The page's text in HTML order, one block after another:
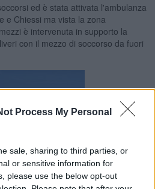
Process My Personal
sale, sharing to third parties, or
or sensitive information for
please use the below opt-out
ed è stata attivata l'ambulanza
e Chiessi ma vista la zona
è intervenuta in supporto la
con il mezzo di soccorso da fuori